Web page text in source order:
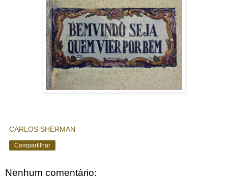
CARLOS SHERMAN
Compartilhar
Nenhum comentário: